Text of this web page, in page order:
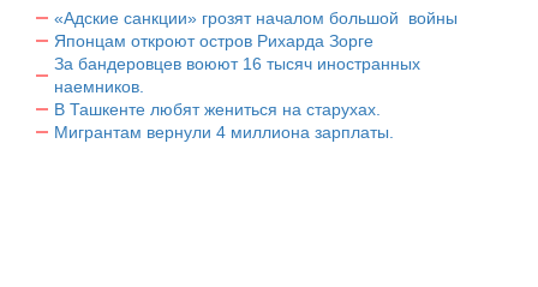
«Адские санкции» грозят началом большой войны
Японцам откроют остров Рихарда Зорге
За бандеровцев воюют 16 тысяч иностранных
наемников.
В Ташкенте любят жениться на старухах.
Мигрантам вернули 4 миллиона зарплаты.